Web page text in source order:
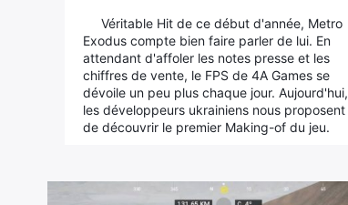
Véritable Hit de ce début d'année, Metro
Exodus compte bien faire parler de lui. En
attendant d'affoler les notes presse et les
chiffres de vente, le FPS de 4A Games se
dévoile un peu plus chaque jour. Aujourd'hui,
les développeurs ukrainiens nous proposent
de découvrir le premier Making-of du jeu.